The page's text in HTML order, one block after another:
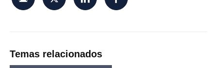
Temas relacionados